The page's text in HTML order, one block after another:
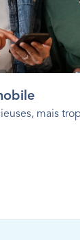
mais